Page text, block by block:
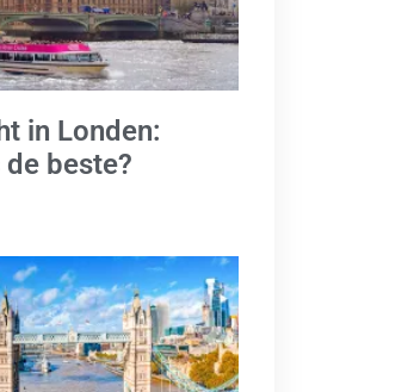
in Londen:
beste?